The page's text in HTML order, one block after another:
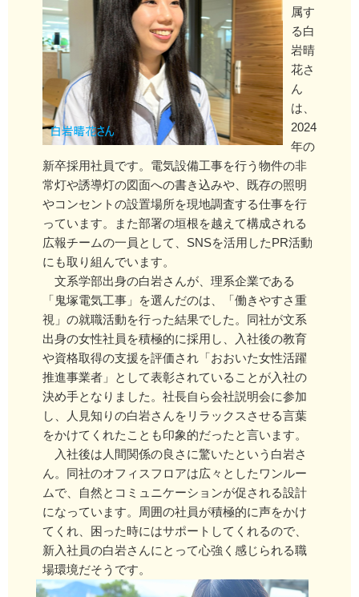
属す
る白
岩晴
花さ
ん
は、
2024
年の
新卒採用社員です。電気設備工事を行う物件の非
常灯や誘導灯の図面への書き込みや、既存の照明
やコンセントの設置場所を現地調査する仕事を行
っています。また部署の垣根を越えて構成される
広報チームの一員として、SNSを活用したPR活動
にも取り組んでいます。
文系学部出身の白岩さんが、理系企業である
「鬼塚電気工事」を選んだのは、「働きやすさ重
視」の就職活動を行った結果でした。同社が文系
出身の女性社員を積極的に採用し、入社後の教育
や資格取得の支援を評価され「おおいた女性活躍
推進事業者」として表彰されていることが入社の
決め手となりました。社長自ら会社説明会に参加
し、人見知りの白岩さんをリラックスさせる言葉
をかけてくれたことも印象的だったと言います。
入社後は人間関係の良さに驚いたという白岩さ
ん。同社のオフィスフロアは広々としたワンルー
ムで、自然とコミュニケーションが促される設計
になっています。周囲の社員が積極的に声をかけ
てくれ、困った時にはサポートしてくれるので、
新入社員の白岩さんにとって心強く感じられる職
場環境だそうです。